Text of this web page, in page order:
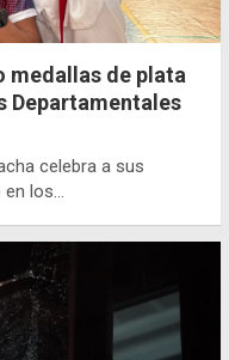
medallas de plata
Departamentales
celebra a sus
en los…